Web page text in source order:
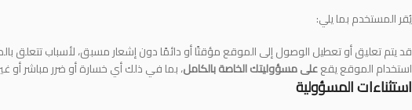
يُقر المستخدم بما يلي:
قد يتم تعليق أو تعطيل الوصول إلى الموقع مؤقتًا أو دائمًا دون إشعار مسبق، لأسباب تتعلق
استخدام الموقع يقععلى مسؤوليتك الخاصة بالكامل، بما في ذلك أي خسارة أو ضرر مباشر أو
استثناءات المسؤولية